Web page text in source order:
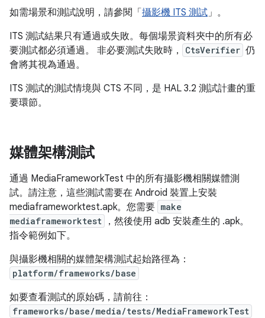
如需場景和測試說明，請參閱「 攝影機 ITS 測試」。
ITS 測試結果只有通過或失敗。每個場景資料夾中的所有必
要測試都必須通過。 非必要測試失敗時，
CtsVerifier 仍
會將其視為通過。
ITS 測試的測試情境與 CTS 不同，是 HAL 3.2 測試計畫的重
要環節。
媒體架構測試
通過 MediaFrameworkTest 中的所有攝影機相關媒體測
試。請注意，這些測試需要在 Android 裝置上安裝
mediaframeworktest.apk。您需要 make
mediaframeworktest
，然後使用 adb 安裝產生的 .apk。
指令範例如下。
與攝影機相關的媒體架構測試起始路徑為：
platform/frameworks/base
如要查看測試的原始碼，請前往：
frameworks/base/media/tests/MediaFrameworkTest